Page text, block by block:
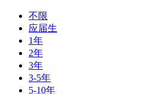
不限
应届生
1年
2年
3年
3-5年
5-10年